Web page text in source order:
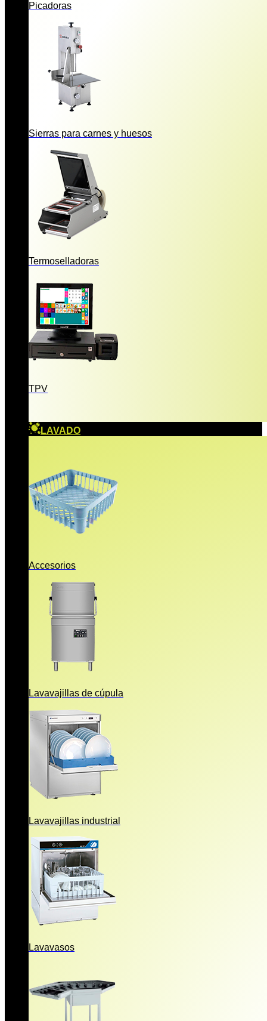
Picadoras
Sierras para carnes y huesos
Termoselladoras
TPV
LAVADO
Accesorios
Lavavajillas de cúpula
Lavavajillas industrial
Lavavasos